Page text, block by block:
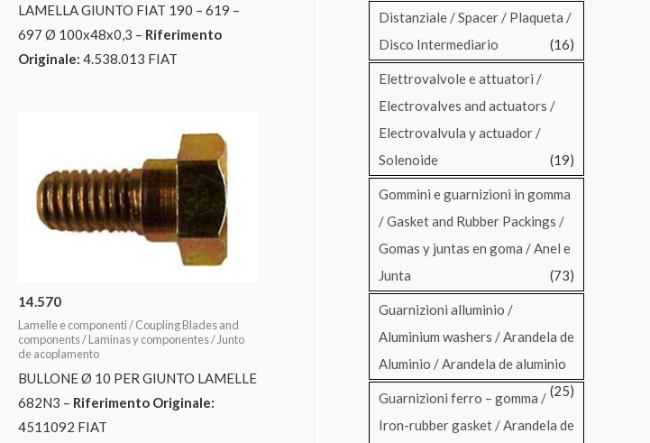
LAMELLA GIUNTO FIAT 190 – 619 –
697 Ø 100x48x0,3 – Riferimento
Originale: 4.538.013 FIAT
14.570
Lamelle e componenti / Coupling Blades and
components / Laminas y componentes / Junto
de acoplamento
BULLONE Ø 10 PER GIUNTO LAMELLE
682N3 – Riferimento Originale:
4511092 FIAT
Distanziale / Spacer / Plaqueta /
Disco Intermediario
(16)
Elettrovalvole e attuatori /
Electrovalves and actuators /
Electrovalvula y actuador /
Solenoide
(19)
Gommini e guarnizioni in gomma
/ Gasket and Rubber Packings /
Gomas y juntas en goma / Anel e
Junta
(73)
Guarnizioni alluminio /
Aluminium washers / Arandela de
Aluminio / Arandela de aluminio
(25)
Guarnizioni ferro – gomma /
Iron-rubber gasket / Arandela de